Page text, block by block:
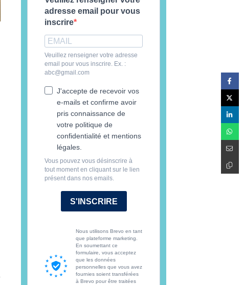
adresse email pour vous
inscrire
Veuillez renseigner votre adresse
email pour vous inscrire. Ex. :
abc@gmail.com
J'accepte de recevoir vos
e-mails et confirme avoir
pris connaissance de
votre politique de
confidentialité et mentions
légales.
Vous pouvez vous désinscrire à
tout moment en cliquant sur le lien
présent dans nos emails.
S'INSCRIRE
Nous utilisons Brevo en tant
que plateforme marketing.
En soumettant ce
formulaire, vous acceptez
que les données
personnelles que vous avez
fournies soient transférées
à Brevo pour être traitées